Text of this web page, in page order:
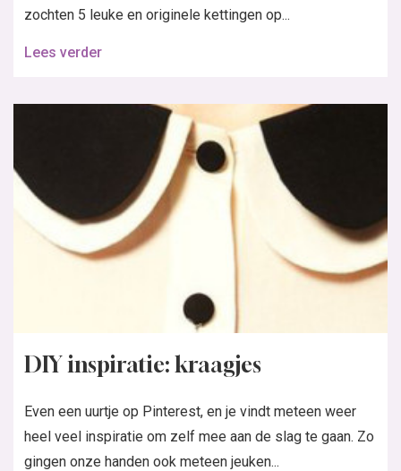
zochten 5 leuke en originele kettingen op...
Lees verder
DIY inspiratie: kraagjes
Even een uurtje op Pinterest, en je vindt meteen weer
heel veel inspiratie om zelf mee aan de slag te gaan. Zo
gingen onze handen ook meteen jeuken...